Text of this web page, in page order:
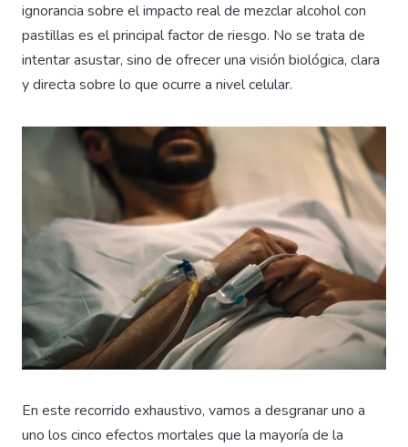
ignorancia sobre el impacto real de mezclar alcohol con
pastillas es el principal factor de riesgo. No se trata de
intentar asustar, sino de ofrecer una visión biológica, clara
y directa sobre lo que ocurre a nivel celular.
En este recorrido exhaustivo, vamos a desgranar uno a
uno los cinco efectos mortales que la mayoría de la